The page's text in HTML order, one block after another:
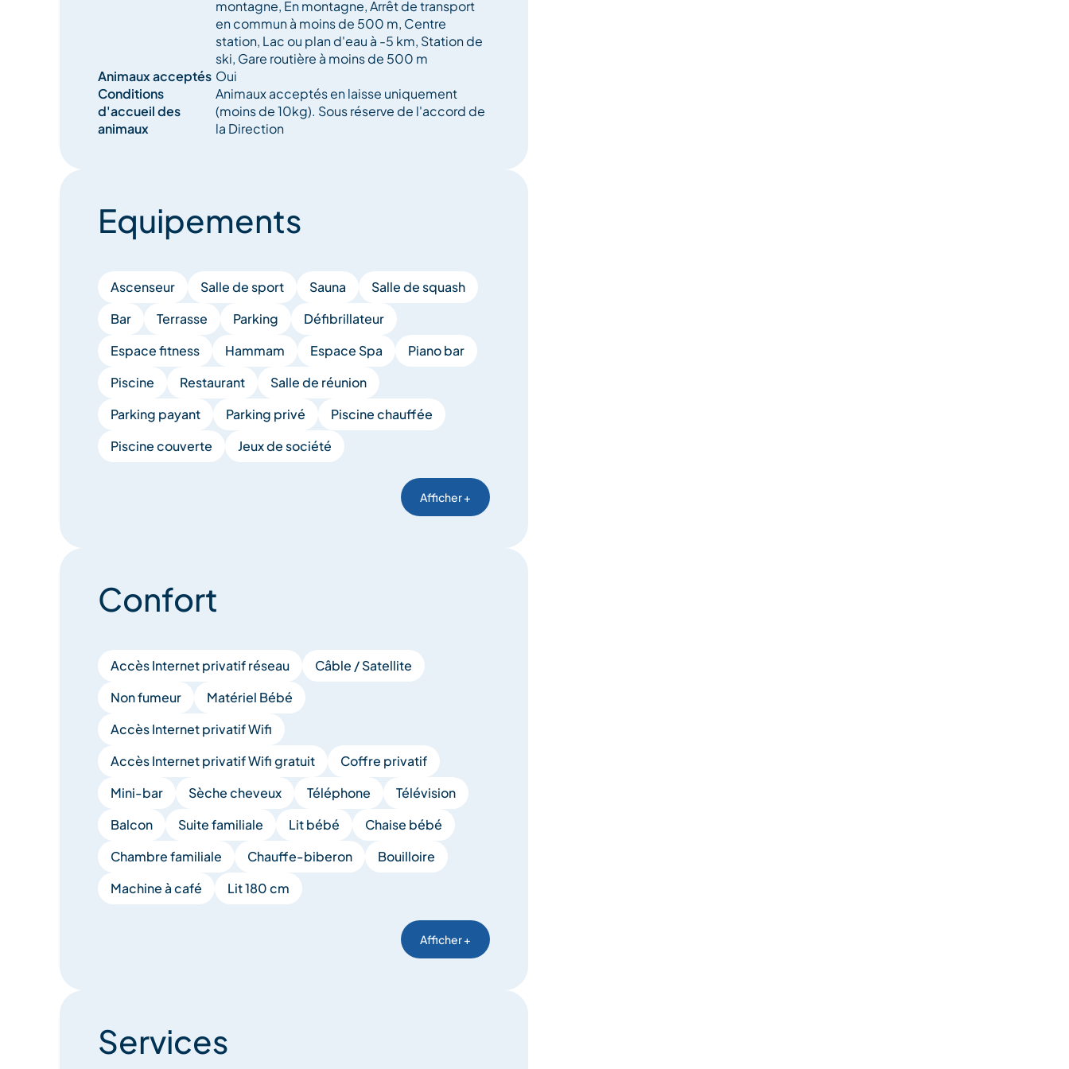
montagne, En montagne, Arrêt de transport
en commun à moins de 500 m, Centre
station, Lac ou plan d'eau à -5 km, Station de
ski, Gare routière à moins de 500 m
Animaux acceptés Oui
Conditions
d'accueil des
animaux
Animaux acceptés en laisse uniquement
(moins de 10kg). Sous réserve de l'accord de
la Direction
Equipements
Ascenseur Salle de sport Sauna
Salle de squash
Bar
Terrasse Parking
Défibrillateur
Espace fitness
Hammam Espace Spa
Piano bar
Piscine
Restaurant
Salle de réunion
Parking payant
Parking privé
Piscine chauffée
Piscine couverte
Jeux de société
Afficher +
Confort
Accès Internet privatif réseau
Câble / Satellite
Non fumeur
Matériel Bébé
Accès Internet privatif Wifi
Accès Internet privatif Wifi gratuit
Coffre privatif
Mini-bar
Sèche cheveux Téléphone
Télévision
Balcon
Suite familiale Lit bébé
Chaise bébé
Chambre familiale
Chauffe-biberon
Bouilloire
Machine à café
Lit 180 cm
Afficher +
Services